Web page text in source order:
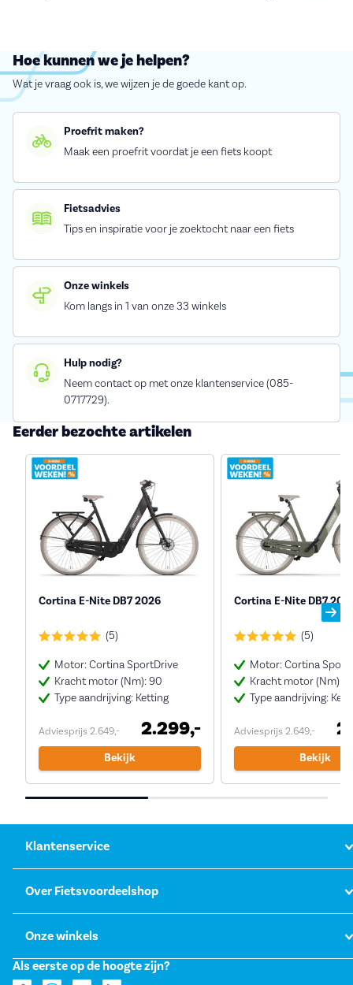
Hoe kunnen we je helpen?
Wat je vraag ook is, we wijzen je de goede kant op.
Proefrit maken?
Maak een proefrit voordat je een fiets koopt
Fietsadvies
Tips en inspiratie voor je zoektocht naar een fiets
Onze winkels
Kom langs in 1 van onze 33 winkels
Hulp nodig?
Neem contact op met onze klantenservice (085-
0717729).
Eerder bezochte artikelen
Cortina E-Nite DB7 2026
(5)
Motor: Cortina SportDrive
Kracht motor (Nm): 90
Type aandrijving: Ketting
Adviesprijs 2.649,- 2.299,-
Bekijk
Cortina E-Nite DB7
(5)
Motor: Cortina
Kracht motor (Nm):
Type aandrijving:
Adviesprijs 2.649,-
Bekijk
Klantenservice
Over Fietsvoordeelshop
Onze winkels
Als eerste op de hoogte zijn?